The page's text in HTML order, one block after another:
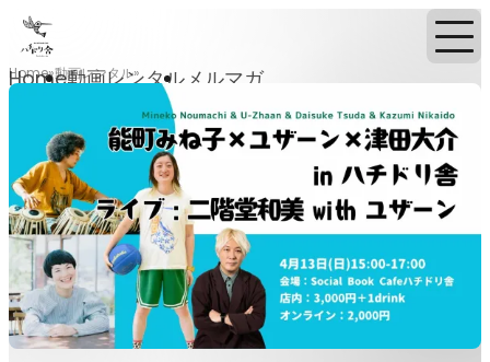
Home動画レンタル メルマガ
Home 動画レンタル